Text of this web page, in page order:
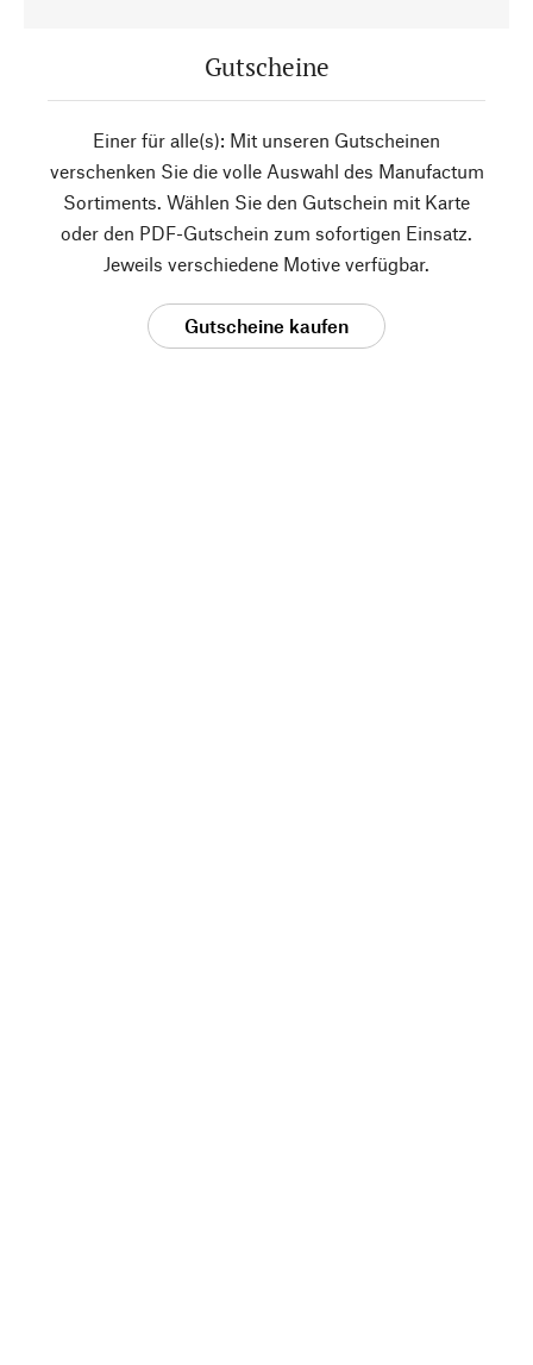
Gutscheine
Einer für alle(s): Mit unseren Gutscheinen
verschenken Sie die volle Auswahl des Manufactum
Sortiments. Wählen Sie den Gutschein mit Karte
oder den PDF-Gutschein zum sofortigen Einsatz.
Jeweils verschiedene Motive verfügbar.
Gutscheine kaufen